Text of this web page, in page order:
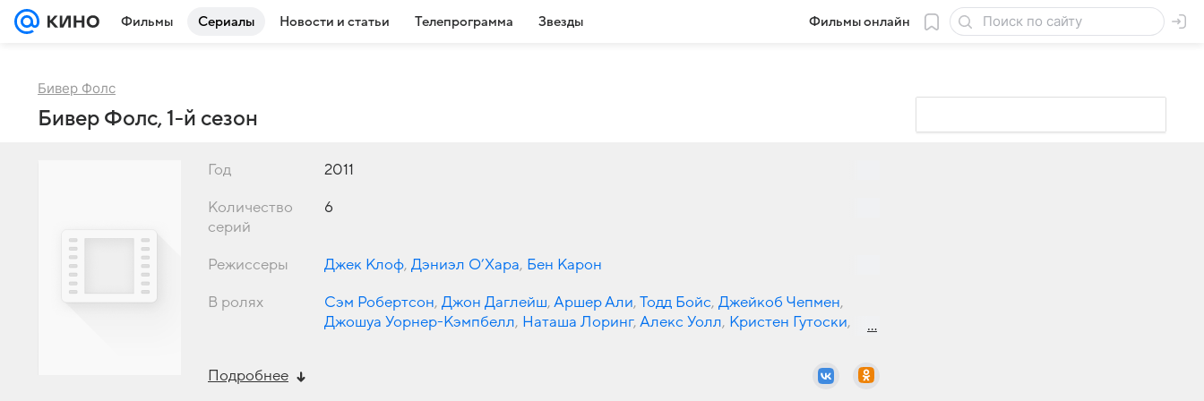
Фильмы Сериалы Новости и статьи Телепрограмма Звезды Фильмы онлайн
Бивер Фолс
Бивер Фолс, 1-й сезон
Год 2011
Количество
серий
6
Режиссеры Джек Клоф, Дэниэл О’Хара, Бен Карон
В ролях Сэм Робертсон, Джон Даглейш, Аршер Али, Тодд Бойс, Джейкоб Чепмен,
Джошуа Уорнер-Кэмпбелл, Наташа Лоринг, Алекс Уолл, Кристен Гутоски,
Подробнее